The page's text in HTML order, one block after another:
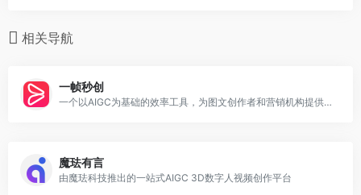
相关导航
一帧秒创
一个以AIGC为基础的效率工具，为图文创作者和营销机构提供一键图文转视频TTV服务
魔珐有言
由魔珐科技推出的一站式AIGC 3D数字人视频创作平台